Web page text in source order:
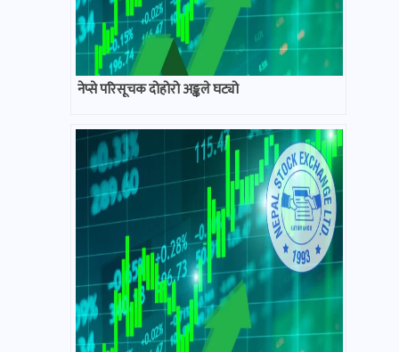
नेप्से परिसूचक दोहोरो अङ्कले घट्यो